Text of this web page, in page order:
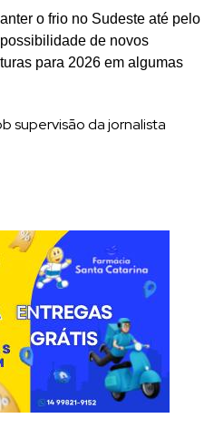
o frio no Sudeste até pelo
de novos
para 2026 em algumas
supervisão da jornalista